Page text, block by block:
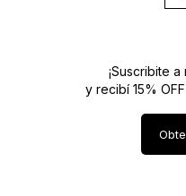
¡Suscribite
y recibí 15%